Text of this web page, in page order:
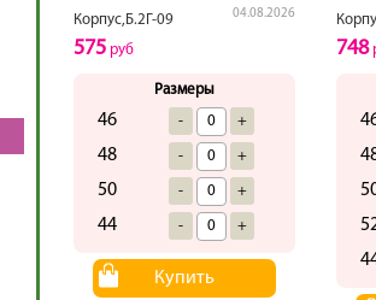
Корпус,Б.2Г-09
04.08.2026
575 руб
Размеры
46 - +
48 - +
50 - +
44 - +
Купить
748